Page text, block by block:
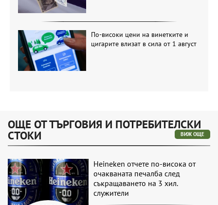
По-високи цени на винетките и
цигарите влизат в сила от 1 август
ОЩЕ ОТ ТЪРГОВИЯ И ПОТРЕБИТЕЛСКИ
СТОКИ ВИЖ ОЩЕ
Heineken отчете по-висока от
очакваната печалба след
съкращаването на 3 хил.
служители